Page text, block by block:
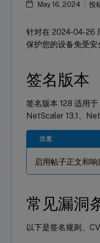
May 16, 2024 投
针对在 2024-04-26
保护您的设备免受安
签名版本
签名版本 128 适用
NetScaler 13.1、
注意
启用帖子正文和
常见漏洞
以下是签名规则、